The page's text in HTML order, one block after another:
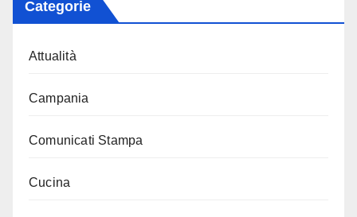
Categorie
Attualità
Campania
Comunicati Stampa
Cucina